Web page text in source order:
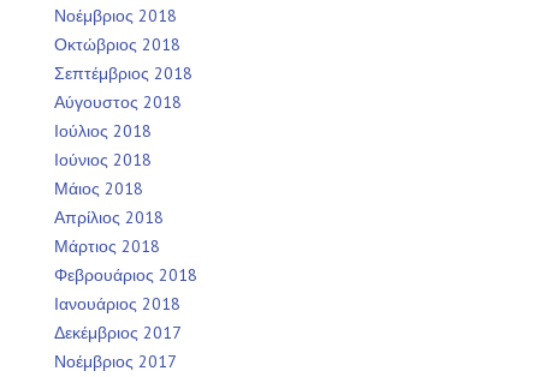
Νοέμβριος 2018
Οκτώβριος 2018
Σεπτέμβριος 2018
Αύγουστος 2018
Ιούλιος 2018
Ιούνιος 2018
Μάιος 2018
Απρίλιος 2018
Μάρτιος 2018
Φεβρουάριος 2018
Ιανουάριος 2018
Δεκέμβριος 2017
Νοέμβριος 2017